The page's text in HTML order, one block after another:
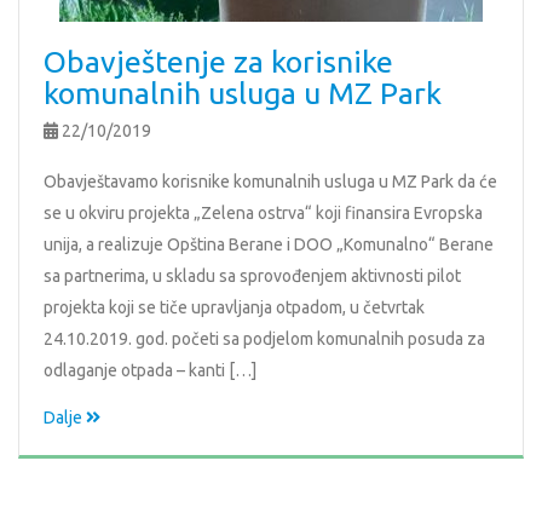
Obavještenje za korisnike
komunalnih usluga u MZ Park
22/10/2019
Obavještavamo korisnike komunalnih usluga u MZ Park da će
se u okviru projekta „Zelena ostrva“ koji finansira Evropska
unija, a realizuje Opština Berane i DOO „Komunalno“ Berane
sa partnerima, u skladu sa sprovođenjem aktivnosti pilot
projekta koji se tiče upravljanja otpadom, u četvrtak
24.10.2019. god. početi sa podjelom komunalnih posuda za
odlaganje otpada – kanti […]
Dalje